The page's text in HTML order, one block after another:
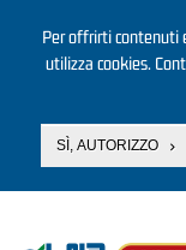
Per offrirti contenuti
utilizza cookies.
SÌ, AUTORIZZO